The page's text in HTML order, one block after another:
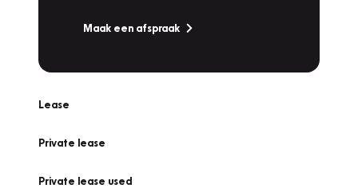
Maak een afspraak
Lease
Private lease
Private lease used